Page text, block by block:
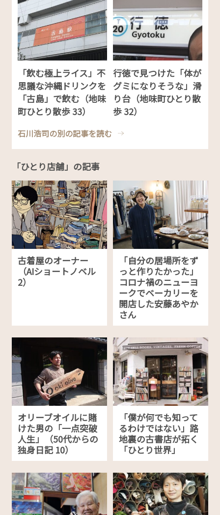
「飲む極上ライス」不
思議な沖縄ドリンクを
「古島」で飲む（地味
町ひとり散歩 33）
行徳で見つけた「体が
グミになりそうな」滑
り台（地味町ひとり散
歩 32）
石川浩司の別の記事を読む
「ひとり店舗」の記事
古着屋のオーナー
（AIショートノベル
2）
「自分の居場所をず
っと作りたかった」
コロナ禍のニューヨ
ークでベーカリーを
開店した安藤あやか
さん
オリーブオイルに賭
けた男の「一点突破
人生」（50代からの
独身日記 10）
「僕が何でも知って
るわけではない」路
地裏の古書店が拓く
「ひとり世界」